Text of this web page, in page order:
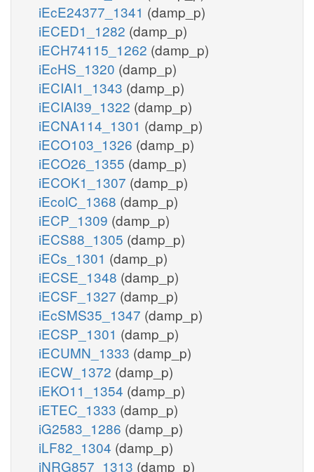
iEcE24377_1341 (damp_p)
iECED1_1282 (damp_p)
iECH74115_1262 (damp_p)
iEcHS_1320 (damp_p)
iECIAI1_1343 (damp_p)
iECIAI39_1322 (damp_p)
iECNA114_1301 (damp_p)
iECO103_1326 (damp_p)
iECO26_1355 (damp_p)
iECOK1_1307 (damp_p)
iEcolC_1368 (damp_p)
iECP_1309 (damp_p)
iECS88_1305 (damp_p)
iECs_1301 (damp_p)
iECSE_1348 (damp_p)
iECSF_1327 (damp_p)
iEcSMS35_1347 (damp_p)
iECSP_1301 (damp_p)
iECUMN_1333 (damp_p)
iECW_1372 (damp_p)
iEKO11_1354 (damp_p)
iETEC_1333 (damp_p)
iG2583_1286 (damp_p)
iLF82_1304 (damp_p)
iNRG857_1313 (damp_p)